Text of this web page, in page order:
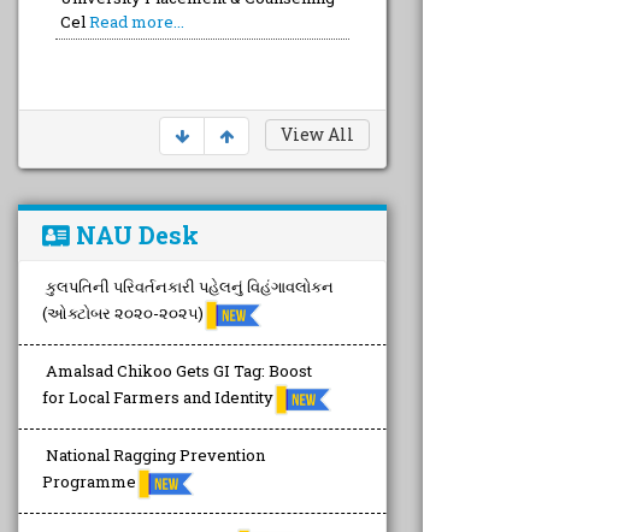
CelRead more...
View All
NAU Desk
કુલપતિની પરિવર્તનકારી પહેલનું વિહંગાવલોકન
(ઓક્ટોબર ૨૦૨૦-૨૦૨૫)
Amalsad Chikoo Gets GI Tag: Boost
for Local Farmers and Identity
National Ragging Prevention
Programme